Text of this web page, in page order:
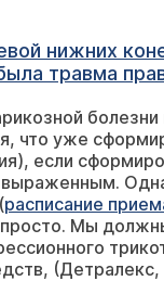
нижних
травма
что уже
необходимость
расписание
индекс массы тела.